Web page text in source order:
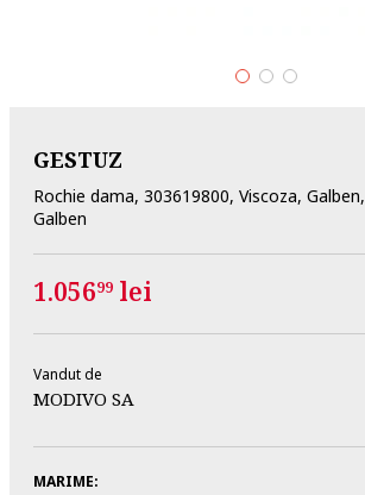
GESTUZ
Rochie dama, 303619800, Viscoza, Galben,
Galben
1.05699 lei
Vandut de
MODIVO SA
MARIME: